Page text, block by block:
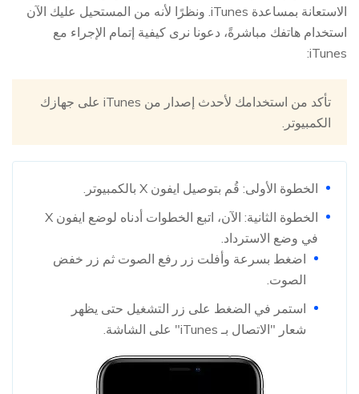
الاستعانة بمساعدة iTunes. ونظرًا لأنه من المستحيل عليك الآن
استخدام هاتفك مباشرةً، دعونا نرى كيفية إتمام الإجراء مع
iTunes:
تأكد من استخدامك لأحدث إصدار من iTunes على جهازك
الكمبيوتر.
الخطوة الأولى: قُم بتوصيل ايفون X بالكمبيوتر.
الخطوة الثانية: الآن، اتبع الخطوات أدناه لوضع ايفون X
في وضع الاسترداد.
اضغط بسرعة وأفلت زر رفع الصوت ثم زر خفض
الصوت.
استمر في الضغط على زر التشغيل حتى يظهر
شعار "الاتصال بـ iTunes" على الشاشة.